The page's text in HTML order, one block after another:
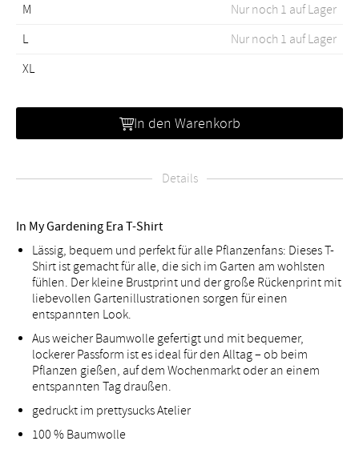
M
Nur noch 1 auf Lager
L
Nur noch 1 auf Lager
XL
In den Warenkorb
Details
In My Gardening Era T-Shirt
Lässig, bequem und perfekt für alle Pflanzenfans: Dieses T-
Shirt ist gemacht für alle, die sich im Garten am wohlsten
fühlen. Der kleine Brustprint und der große Rückenprint mit
liebevollen Gartenillustrationen sorgen für einen
entspannten Look.
Aus weicher Baumwolle gefertigt und mit bequemer,
lockerer Passform ist es ideal für den Alltag – ob beim
Pflanzen gießen, auf dem Wochenmarkt oder an einem
entspannten Tag draußen.
gedruckt im prettysucks Atelier
100 % Baumwolle